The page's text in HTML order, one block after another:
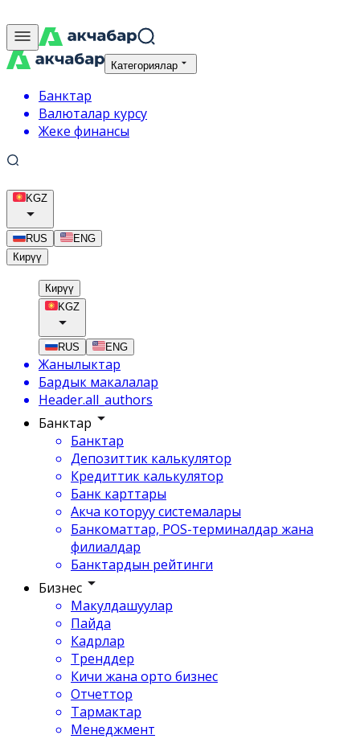
Категориялар
Банктар
Валюталар курсу
Жеке финансы
KGZ
RUS
ENG
Кирүү
Кирүү
KGZ
RUS ENG
Жанылыктар
Бардык макалалар
Header.all_authors
Банктар
Банктар
Депозиттик калькулятор
Кредиттик калькулятор
Банк карттары
Акча которуу системалары
Банкоматтар, POS-терминалдар жана
филиалдар
Банктардын рейтинги
Бизнес
Макулдашуулар
Пайда
Кадрлар
Тренддер
Кичи жана орто бизнес
Отчеттор
Тармактар
Менеджмент